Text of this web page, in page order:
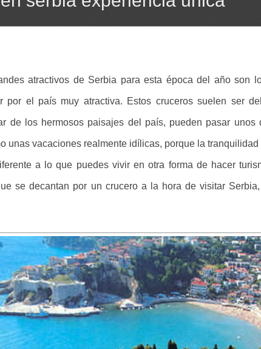
atractivos de Serbia para esta época del año son
por el país muy atractiva. Estos cruceros suelen ser
de los hermosos paisajes del país, pueden pasar unos
unas vacaciones realmente idílicas, porque la
a lo que puedes vivir en otra forma de hacer
se decantan por un crucero a la hora de visitar